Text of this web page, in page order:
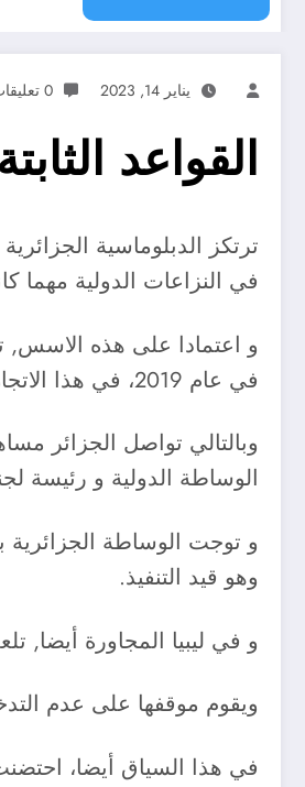
يناير 14, 2023 0 تعليقات
القواعد
ترتكز الدبلوماسية
في النزاعات الدولية مهما
و اعتمادا على هذه الاسس,
في عام 2019، في هذا الاتجاه.
وبالتالي تواصل الجزائر
الوساطة الدولية و رئيسة
وهو قيد التنفيذ.
و في ليبيا المجاورة أيضا,
ويقوم موقفها على عدم
في هذا السياق أيضا،